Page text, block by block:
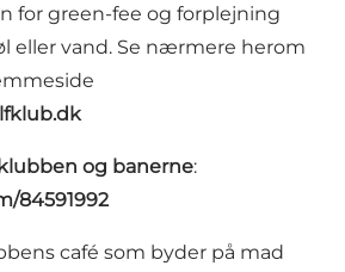
for green-fee og forplejning
eller vand. Se nærmere herom
og banerne:
84591992
café som byder på mad